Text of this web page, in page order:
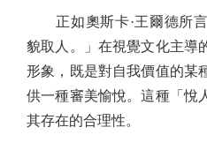
正如奧斯卡·王爾德所言
貌取人。」在視覺文化主導
形象，既是對自我價值的某
供一種審美愉悅。這種「悅
其存在的合理性。